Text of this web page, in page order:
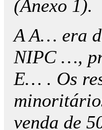
(Anexo 1).
A A… era
NIPC …,
E… . Os
venda de